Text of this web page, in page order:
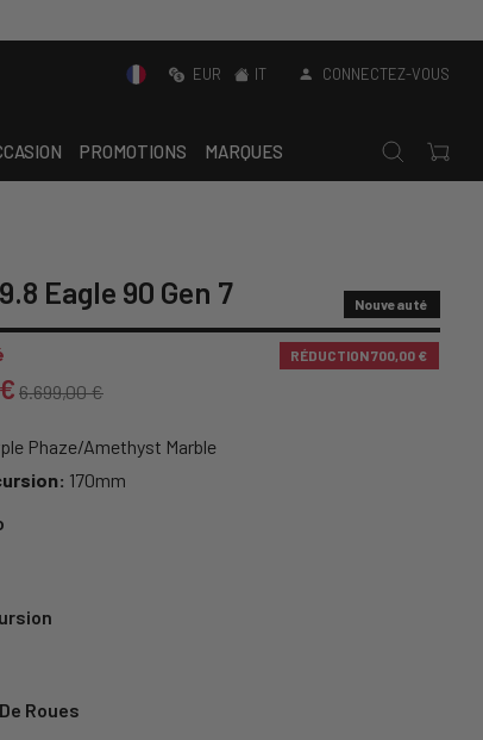
EUR IT CONNECTEZ-VOUS
PROMOTIONS MARQUES
Eagle 90 Gen 7 Nouveauté
RÉDUCTION700,00 €
6.699,00 €
Phaze/Amethyst Marble
170mm
Roues